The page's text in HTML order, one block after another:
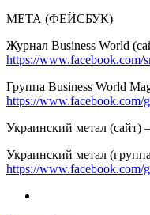
МЕТА (ФЕЙСБУК)
Журнал Business World
https://www.facebook.com/
Группа Business World
https://www.facebook.com/
Украинский метал (сайт) –
Украинский метал
https://www.facebook.com/